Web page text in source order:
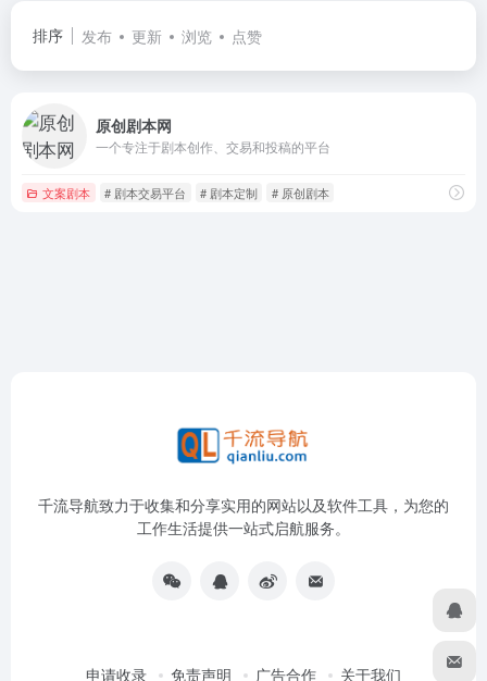
排序 发布 更新 浏览 点赞
原创剧本网
一个专注于剧本创作、交易和投稿的平台
文案剧本 # 剧本交易平台 # 剧本定制 # 原创剧本
千流导航致力于收集和分享实用的网站以及软件工具，为您的
工作生活提供一站式启航服务。
申请收录 免责声明 广告合作 关于我们